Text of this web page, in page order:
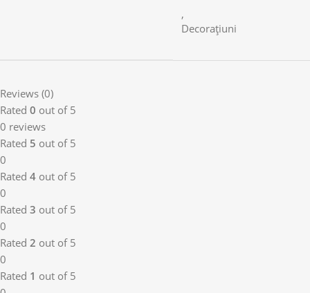
,
Decorațiuni
Reviews (0)
Rated 0 out of 5
0 reviews
Rated 5 out of 5
0
Rated 4 out of 5
0
Rated 3 out of 5
0
Rated 2 out of 5
0
Rated 1 out of 5